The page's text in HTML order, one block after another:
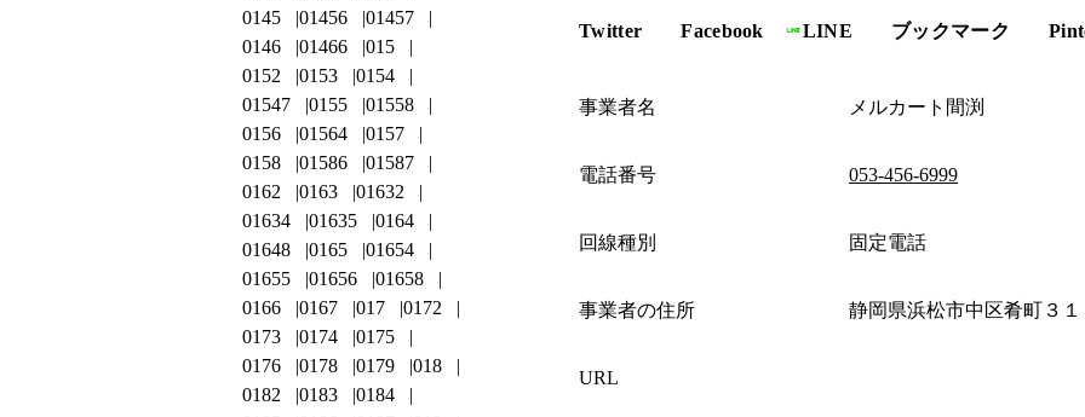
Twitter Facebook LINE ブックマーク
事業者名 メルカート間渕
電話番号 053-456-6999
回線種別 固定電話
事業者の住所 静岡県浜松市中区肴町３
URL
0145
01456
01457
0146
01466
015
0152
0153
0154
01547
0155
01558
0156
01564
0157
0158
01586
01587
0162
0163
01632
01634
01635
0164
01648
0165
01654
01655
01656
01658
0166
0167 017
0172
0173
0174
0175
0176
0178 0179
018
0182
0183
0184